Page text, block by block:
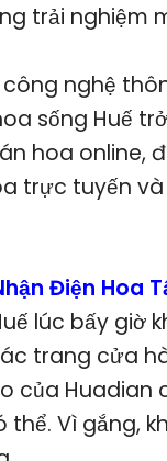
trải nghiệm
nghệ
sống Huế
hoa online,
trực tuyến và
Điện Hoa
lúc bấy giờ
trang cửa
của
Vì gắng,